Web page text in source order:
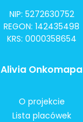
NIP: 5272630752
REGON: 142435498
KRS: 0000358654
Alivia Onkomapa
O projekcie
Lista placówek